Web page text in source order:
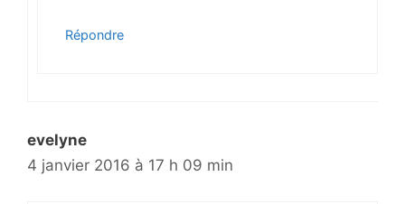
Répondre
evelyne
4 janvier 2016 à 17 h 09 min